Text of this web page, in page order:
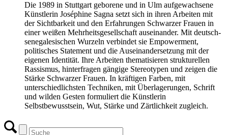
Die 1989 in Stuttgart geborene und in Ulm aufgewachsene
Künstlerin Joséphine Sagna setzt sich in ihren Arbeiten mit
der Sichtbarkeit und den Erfahrungen Schwarzer Frauen in
einer weißen Mehrheitsgesellschaft auseinander. Mit deutsch-
senegalesischen Wurzeln verbindet sie Empowerment,
politisches Statement und die Auseinandersetzung mit der
eigenen Identität. Ihre Arbeiten thematisieren strukturellen
Rassismus, hinterfragen gängige Stereotypen und zeigen die
Stärke Schwarzer Frauen. In kräftigen Farben, mit
unterschiedlichsten Techniken, mit Überlagerungen, Schrift
und wilden Gesten formuliert die Künstlerin
Selbstbewusstsein, Wut, Stärke und Zärtlichkeit zugleich.